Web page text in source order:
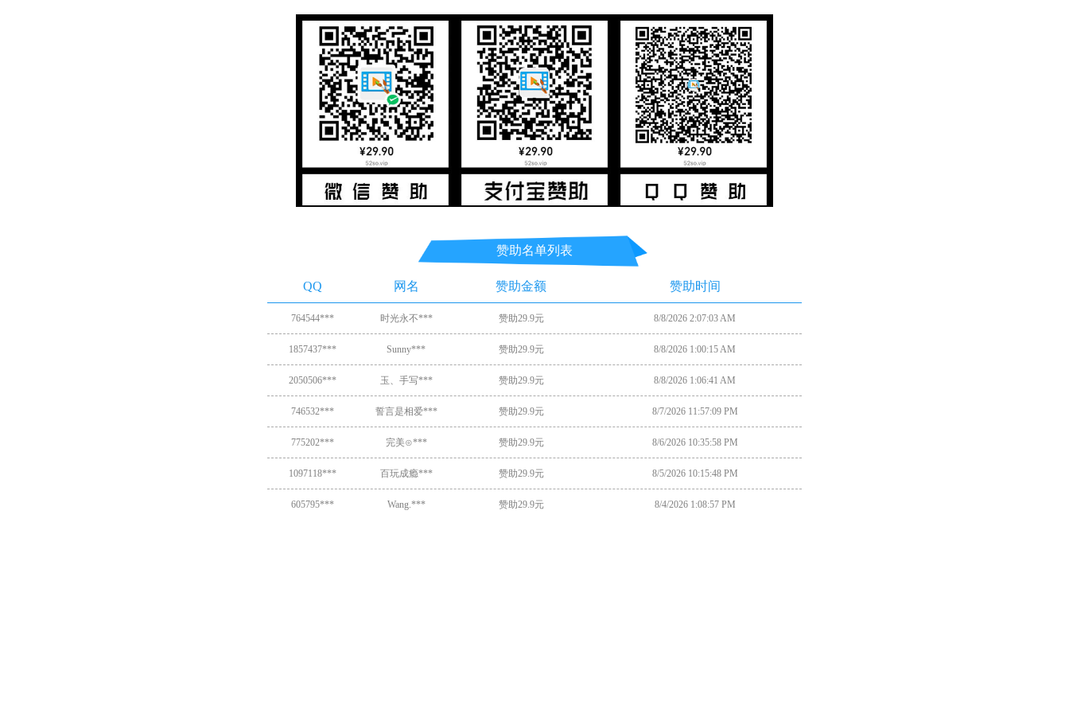
赞助名单列表
QQ 网名 赞助金额 赞助时间
764544*** 时光永不*** 赞助29.9元 8/8/2026 2:07:03 AM
1857437*** Sunny*** 赞助29.9元 8/8/2026 1:00:15 AM
2050506*** 玉、手写*** 赞助29.9元 8/8/2026 1:06:41 AM
746532*** 誓言是相爱*** 赞助29.9元 8/7/2026 11:57:09 PM
775202*** 完美⊙*** 赞助29.9元 8/6/2026 10:35:58 PM
1097118*** 百玩成瘾*** 赞助29.9元 8/5/2026 10:15:48 PM
605795*** Wang.*** 赞助29.9元 8/4/2026 1:08:57 PM